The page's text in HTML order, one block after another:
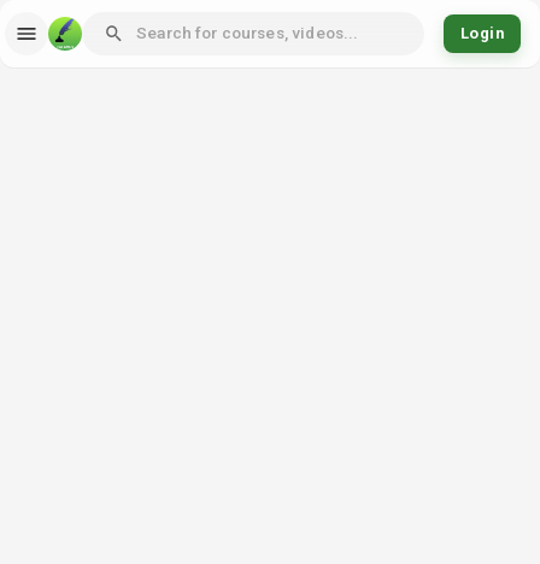
Login